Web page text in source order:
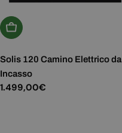
Aggiungi Al Carrello
Solis 120 Camino Elettrico da
Incasso
Prezzo
1.499,00€